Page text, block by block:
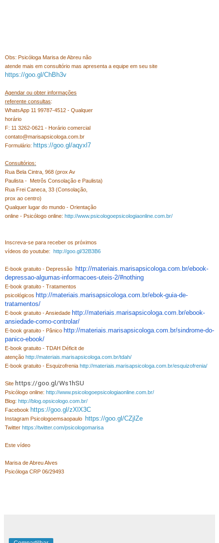
Obs: Psicóloga Marisa de Abreu não
atende mais em consultório mas apresenta a equipe em seu site
https://goo.gl/ChBh3v
Agendar ou obter informações
referente consultas:
WhatsApp 11 99787-4512 - Qualquer
horário
F: 11 3262-0621 - Horário comercial
contato@marisapsicologa.com.br
Formulário: https://goo.gl/aqyxl7
Consultórios:
Rua Bela Cintra, 968 (prox Av
Paulista - Metrôs Consolação e Paulista)
Rua Frei Caneca, 33 (Consolação,
prox ao centro)
Qualquer lugar do mundo - Orientação
online - Psicólogo online: http://www.psicologoepsicologiaonline.com.br/
Inscreva-se para receber os próximos
vídeos do youtube: http://goo.gl/32B3B6
E-book gratuito - Depressão
http://materiais.marisapsicologa.com.br/ebook-
depressao-algumas-informacoes-uteis-2/#nothing
E-book gratuito - Tratamentos
psicológicos http://materiais.marisapsicologa.com.br/ebok-guia-de-
tratamentos/
E-book gratuito - Ansiedade http://materiais.marisapsicologa.com.br/ebook-
ansiedade-como-controlar/
E-book gratuito - Pânico http://materiais.marisapsicologa.com.br/sindrome-do-
panico-ebook/
E-book gratuito - TDAH Déficit de
atenção http://materiais.marisapsicologa.com.br/tdah/
E-book gratuito - Esquizofrenia http://materiais.marisapsicologa.com.br/esquizofrenia/
Site https://goo.gl/Ws1hSU
Psicólogo online: http://www.psicologoepsicologiaonline.com.br/
Blog: http://blog.opsicologo.com.br/
Facebook https://goo.gl/zXlX3C
Instagram Psicologoemsaopaulo https://goo.gl/CZjlZe
Twitter https://twitter.com/psicologomarisa
Este vídeo
Marisa de Abreu Alves
Psicóloga CRP 06/29493